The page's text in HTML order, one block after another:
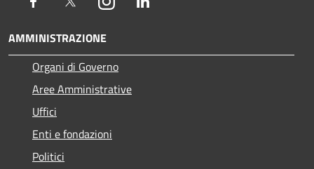
AMMINISTRAZIONE
Organi di Governo
Aree Amministrative
Uffici
Enti e fondazioni
Politici